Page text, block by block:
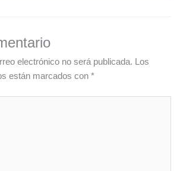
electrónico no será publicada.
Los
están marcados con *